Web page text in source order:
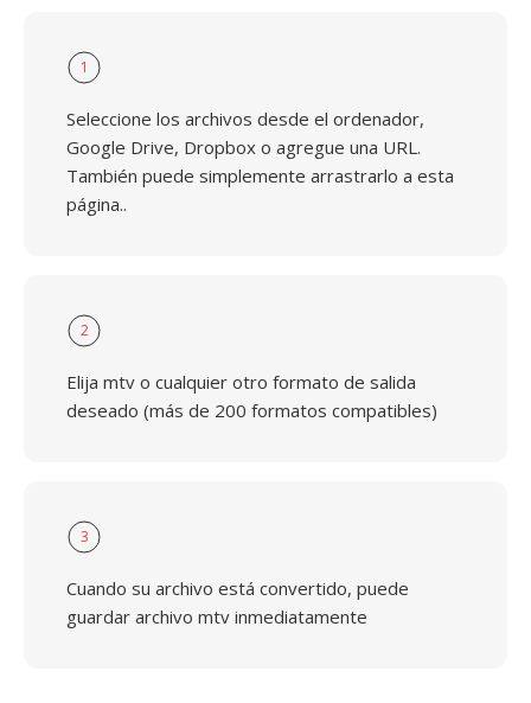
1
Seleccione los archivos desde el ordenador,
Google Drive, Dropbox o agregue una URL.
También puede simplemente arrastrarlo a esta
página..
2
Elija mtv o cualquier otro formato de salida
deseado (más de 200 formatos compatibles)
3
Cuando su archivo está convertido, puede
guardar archivo mtv inmediatamente